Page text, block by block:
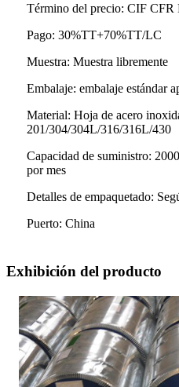
Término del precio: CIF
Pago: 30%TT+70%TT/LC
Muestra: Muestra libremente
Embalaje: embalaje estándar
Material: Hoja de acero
201/304/304L/316/316L/430
Capacidad de suministro:
por mes
Detalles de empaquetado:
Puerto: China
Exhibición del producto